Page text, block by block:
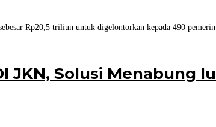
Rp20,5 triliun untuk digelontorkan kepada 490
JKN, Solusi Menabung